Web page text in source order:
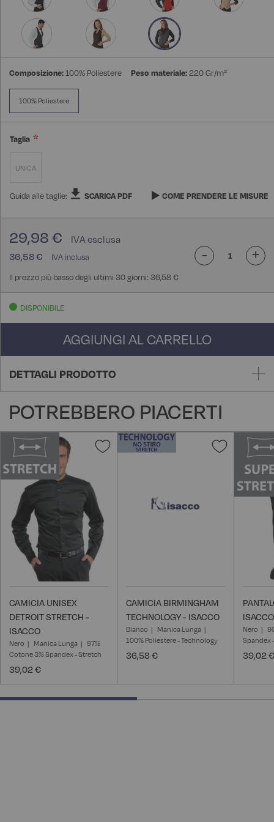
Composizione:100% Poliestere Peso materiale:220 Gr/m²
100% Poliestere
Taglia
UNICA
Guida alle taglie: SCARICA PDF COME PRENDERE LE MISURE
36,58 €
29,98 €
Il prezzo più basso degli ultimi 30 giorni: 36,58 €
- +
DISPONIBILE
AGGIUNGI AL CARRELLO
DETTAGLI PRODOTTO
POTREBBERO PIACERTI
Aggiungi
CAMICIA UNISEX
DETROIT STRETCH -
ISACCO
Nero Manica Lunga
97%
Cotone 3% Spandex - Stretch
39,02 €
Aggiungi
lista
desideri
CAMICIA BIRMINGHAM
TECHNOLOGY - ISACCO
Bianco
Manica Lunga
100% Poliestere - Technology
36,58 €
ISACCO
Nero
Spandex
39,02 €
50% completed